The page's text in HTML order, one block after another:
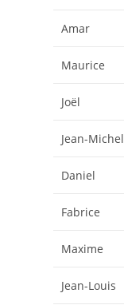
Amar
Maurice
Joël
Jean-Michel
Daniel
Fabrice
Maxime
Jean-Louis